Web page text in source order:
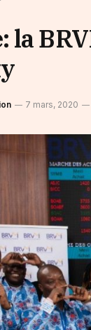
la
7 mars, 2020